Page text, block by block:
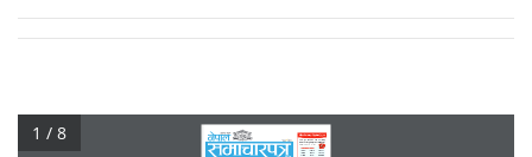
1 / 8